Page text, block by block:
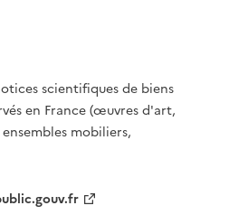
scientifiques de biens
en France (œuvres d'art,
mobiliers,